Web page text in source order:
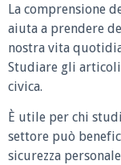
La comprensione
aiuta a prendere
nostra vita
Studiare gli
civica.
È utile per chi
settore può
sicurezza